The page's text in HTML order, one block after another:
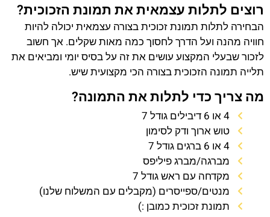
רוצים לתלות עצמאית את תמונת הזכוכית?
הבחירה לתלות תמונת זכוכית בצורה עצמאית יכולה להיות
חוויה מהנה ועל הדרך לחסוך כמה מאות שקלים. אך חשוב
לזכור שבעלי המקצוע עושים את זה על בסיס יומי ומביאים את
תלייה תמונה הזכוכית בצורה הכי מקצועית שיש.
מה צריך כדי לתלות את התמונה?
4 או 6 דיבילים גודל 7
טוש ארוך ודק לסימון
4 או 6 ברגים גודל 7
מברגה/מברג פיליפס
מקדחה עם ראש גודל 7
מנטים/ספייסרים (מקבלים עם המשלוח שלנו)
תמונת זכוכית כמובן :)